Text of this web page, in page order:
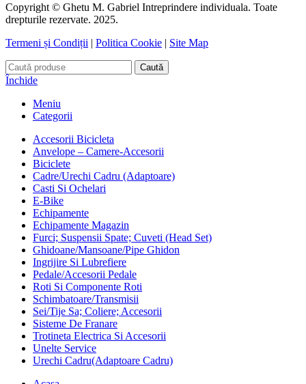
Copyright © Ghetu M. Gabriel Intreprindere individuala. Toate
drepturile rezervate. 2025.
Termeni și Condiții | Politica Cookie | Site Map
Caută
Închide
Meniu
Categorii
Accesorii Bicicleta
Anvelope – Camere-Accesorii
Biciclete
Cadre/Urechi Cadru (Adaptoare)
Casti Si Ochelari
E-Bike
Echipamente
Echipamente Magazin
Furci; Suspensii Spate; Cuveti (Head Set)
Ghidoane/Mansoane/Pipe Ghidon
Ingrijire Si Lubrefiere
Pedale/Accesorii Pedale
Roti Si Componente Roti
Schimbatoare/Transmisii
Sei/Tije Sa; Coliere; Accesorii
Sisteme De Franare
Trotineta Electrica Si Accesorii
Unelte Service
Urechi Cadru(Adaptoare Cadru)